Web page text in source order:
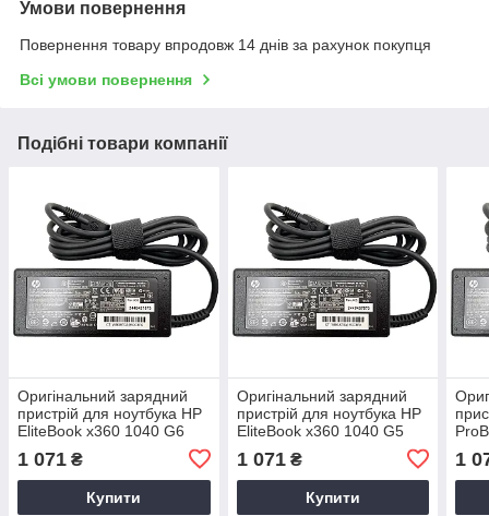
Умови повернення
Повернення товару впродовж 14 днів за рахунок покупця
Всі умови повернення
Подібні товари компанії
Оригінальний зарядний
пристрій для ноутбука HP
EliteBook x360 1040 G6
1 071 ₴
Купити
Оригінальний зарядний
пристрій для ноутбука HP
EliteBook x360 1040 G5
1 071₴
Купити
1